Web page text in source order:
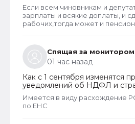
Если всем чиновникам и
зарплаты и всякие доплаты, и
рабочих,тогда может и
Спящая за монитором
01 час назад
Как с 1 сентября изменятся
уведомлений об НДФЛ и
Имеется в виду расхождение
по ЕНС